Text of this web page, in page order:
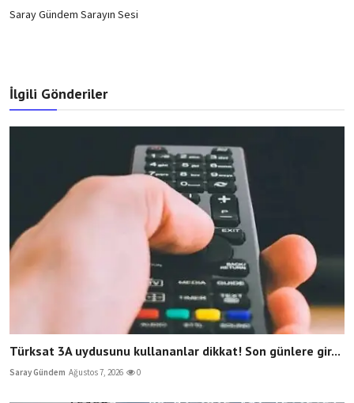
Saray Gündem Sarayın Sesi
İlgili Gönderiler
Türksat 3A uydusunu kullananlar dikkat! Son günlere gir...
Saray Gündem Ağustos 7, 2026 0